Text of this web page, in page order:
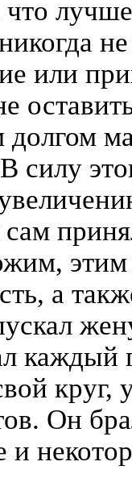
что
или
силу
а
каждый
круг,
Он
и